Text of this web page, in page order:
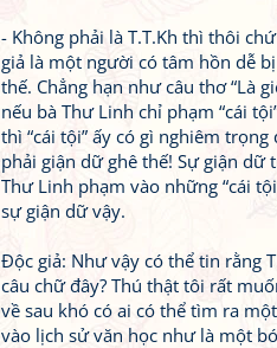
- Không phải là T.T.Kh thì thôi
giả là một người có tâm hồn dễ
thế. Chẳng hạn như câu thơ “Là
nếu bà Thư Linh chỉ phạm “cái
thì “cái tội” ấy có gì nghiêm
phải giận dữ ghê thế! Sự giận
Thư Linh phạm vào những “cái
sự giận dữ vậy.
Độc giả: Như vậy có thể tin rằng
câu chữ đây? Thú thật tôi rất
về sau khó có ai có thể tìm ra
vào lịch sử văn học như là một